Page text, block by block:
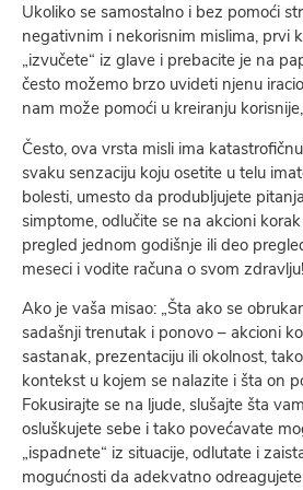
Ukoliko se samostalno i bez pomoći
negativnim i nekorisnim mislima, prvi
„izvučete“ iz glave i prebacite je na
često možemo brzo uvideti njenu
nam može pomoći u kreiranju
Često, ova vrsta misli ima
svaku senzaciju koju osetite u telu
bolesti, umesto da produbljujete
simptome, odlučite se na akcioni
pregled jednom godišnje ili deo
meseci i vodite računa o svom zdravlju!
Ako je vaša misao: „Šta ako se
sadašnji trenutak i ponovo – akcioni
sastanak, prezentaciju ili okolnost,
kontekst u kojem se nalazite i šta on
Fokusirajte se na ljude, slušajte šta
osluškujete sebe i tako povećavate
„ispadnete“ iz situacije, odlutate i
mogućnosti da adekvatno